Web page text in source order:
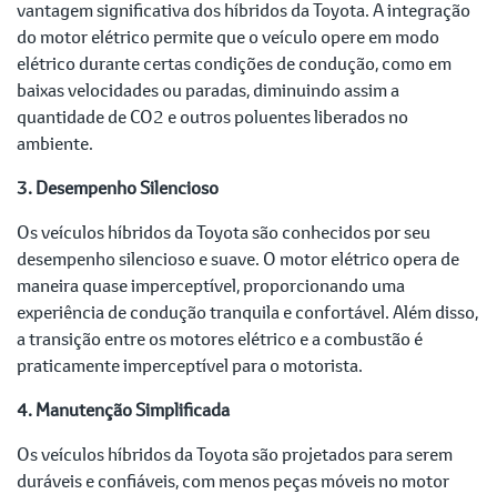
vantagem significativa dos híbridos da Toyota. A integração
do motor elétrico permite que o veículo opere em modo
elétrico durante certas condições de condução, como em
baixas velocidades ou paradas, diminuindo assim a
quantidade de CO2 e outros poluentes liberados no
ambiente.
3. Desempenho Silencioso
Os veículos híbridos da Toyota são conhecidos por seu
desempenho silencioso e suave. O motor elétrico opera de
maneira quase imperceptível, proporcionando uma
experiência de condução tranquila e confortável. Além disso,
a transição entre os motores elétrico e a combustão é
praticamente imperceptível para o motorista.
4. Manutenção Simplificada
Os veículos híbridos da Toyota são projetados para serem
duráveis e confiáveis, com menos peças móveis no motor